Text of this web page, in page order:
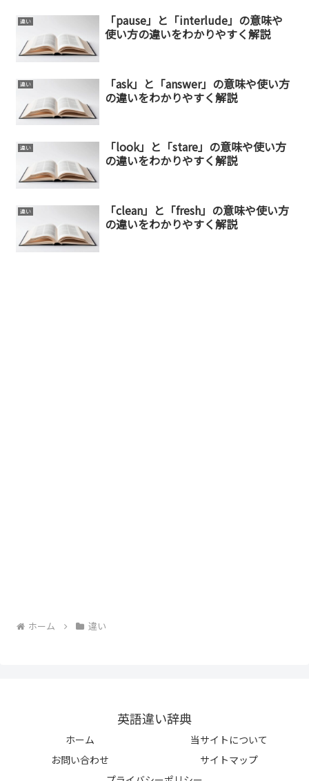
違い
「pause」と「interlude」の意味や
使い方の違いをわかりやすく解説
違い
「ask」と「answer」の意味や使い方
の違いをわかりやすく解説
違い
「look」と「stare」の意味や使い方
の違いをわかりやすく解説
違い
「clean」と「fresh」の意味や使い方
の違いをわかりやすく解説
ホーム 違い
英語違い辞典
ホーム
当サイトについて
お問い合わせ
サイトマップ